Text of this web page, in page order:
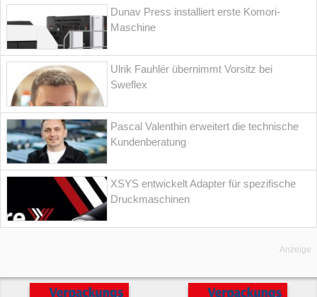
Dunav Press installiert erste Komori-
Maschine
Ulrik Fauhlér übernimmt Vorsitz bei
Sweflex
Pascal Valenthin erweitert die technische
Kundenberatung
XSYS entwickelt Adapter für spezifische
Druckmaschinen
Anzeige